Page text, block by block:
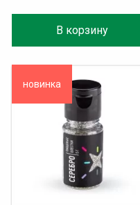
В корзину
новинка